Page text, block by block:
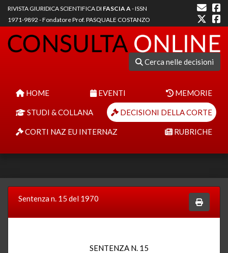
RIVISTA GIURIDICA SCIENTIFICA DI FASCIA A- ISSN
1971-9892 - Fondatore Prof. PASQUALE COSTANZO
Cerca nelle decisioni
HOME EVENTI MEMORIE
STUDI & COLLANA DECISIONI DELLA CORTE
CORTI NAZ EU INTERNAZ RUBRICHE
Sentenza n. 15 del 1970
SENTENZA N. 15